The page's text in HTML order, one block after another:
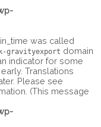
was called
gravityexport domain
indicator for some
Translations
Please see
(This message